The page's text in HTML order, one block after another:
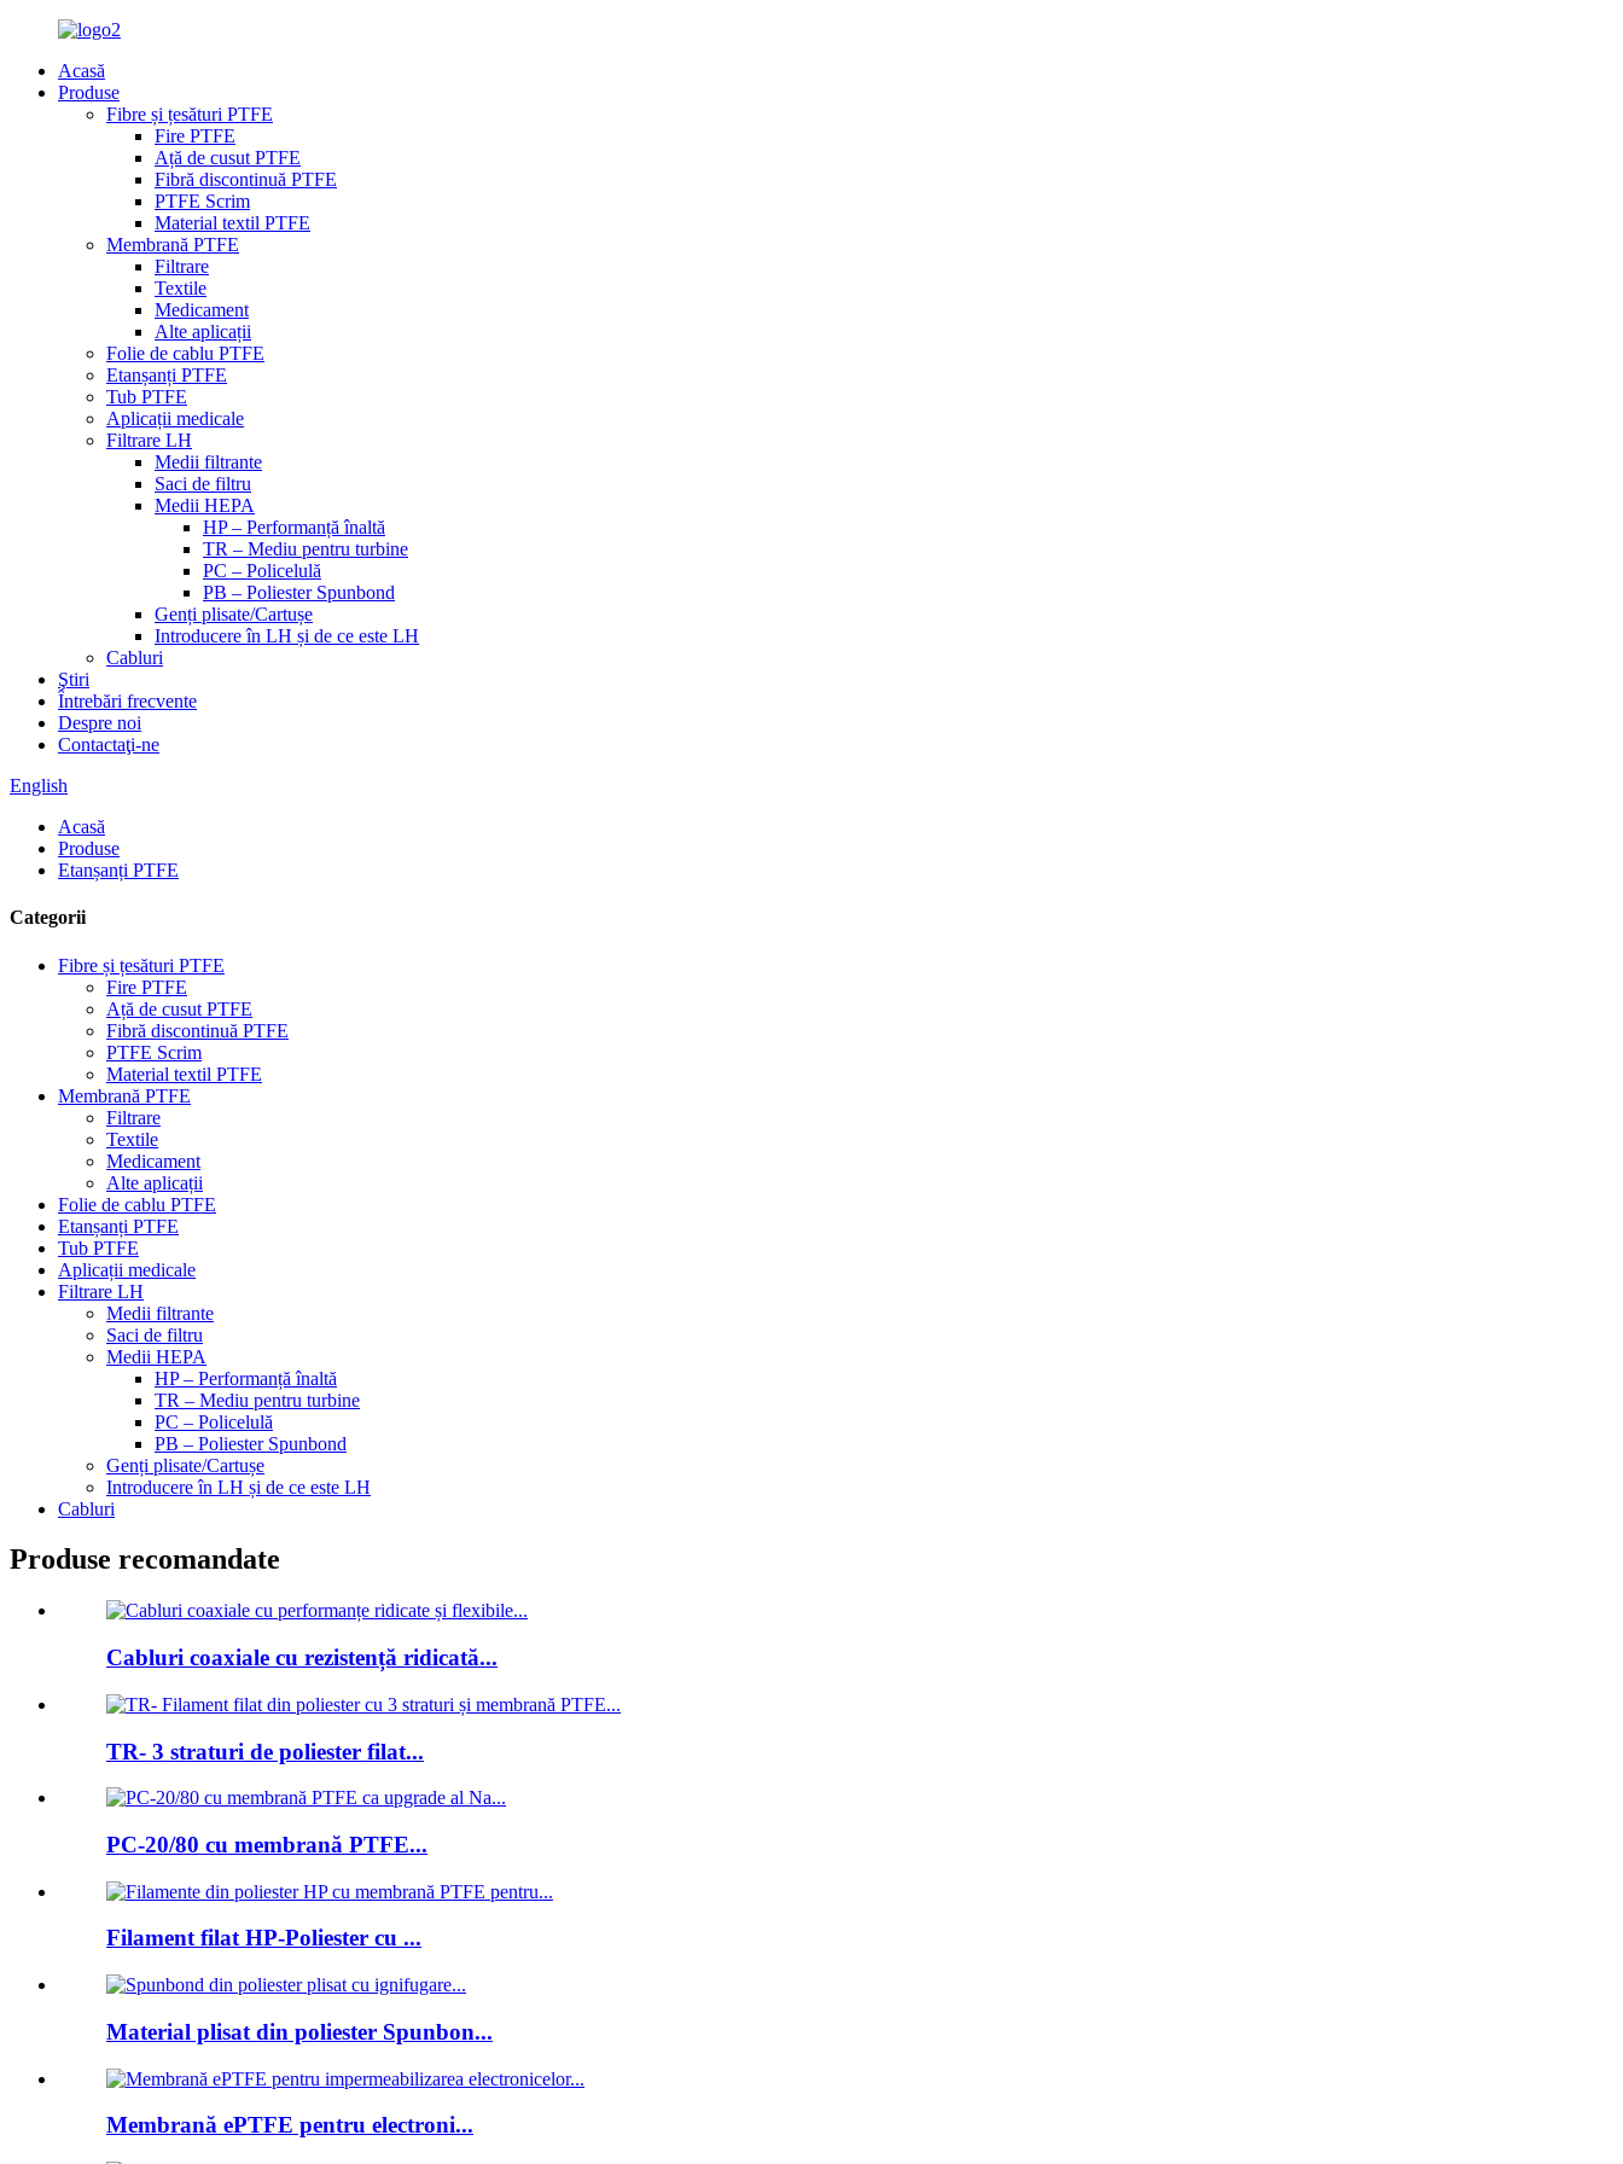
Acasă
Produse
Fibre și țesături PTFE
Fire PTFE
Ață de cusut PTFE
Fibră discontinuă PTFE
PTFE Scrim
Material textil PTFE
Membrană PTFE
Filtrare
Textile
Medicament
Alte aplicații
Folie de cablu PTFE
Etanșanți PTFE
Tub PTFE
Aplicații medicale
Filtrare LH
Medii filtrante
Saci de filtru
Medii HEPA
HP – Performanță înaltă
TR – Mediu pentru turbine
PC – Policelulă
PB – Poliester Spunbond
Genți plisate/Cartușe
Introducere în LH și de ce este LH
Cabluri
Ştiri
Întrebări frecvente
Despre noi
Contactaţi-ne
English
Acasă
Produse
Etanșanți PTFE
Categorii
Fibre și țesături PTFE
Fire PTFE
Ață de cusut PTFE
Fibră discontinuă PTFE
PTFE Scrim
Material textil PTFE
Membrană PTFE
Filtrare
Textile
Medicament
Alte aplicații
Folie de cablu PTFE
Etanșanți PTFE
Tub PTFE
Aplicații medicale
Filtrare LH
Medii filtrante
Saci de filtru
Medii HEPA
HP – Performanță înaltă
TR – Mediu pentru turbine
PC – Policelulă
PB – Poliester Spunbond
Genți plisate/Cartușe
Introducere în LH și de ce este LH
Cabluri
Produse recomandate
Cabluri coaxiale cu rezistență ridicată...
TR- 3 straturi de poliester filat...
PC-20/80 cu membrană PTFE...
Filament filat HP-Poliester cu ...
Material plisat din poliester Spunbon...
Membrană ePTFE pentru electroni...